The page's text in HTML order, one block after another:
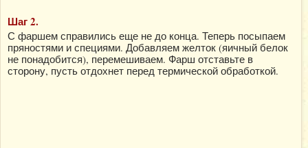
Шаг 2.
С фаршем справились еще не до конца. Теперь посыпаем
пряностями и специями. Добавляем желток (яичный белок
не понадобится), перемешиваем. Фарш отставьте в
сторону, пусть отдохнет перед термической обработкой.